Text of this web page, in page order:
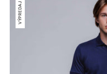
vlastným
vzorom
VÝPREDAJ